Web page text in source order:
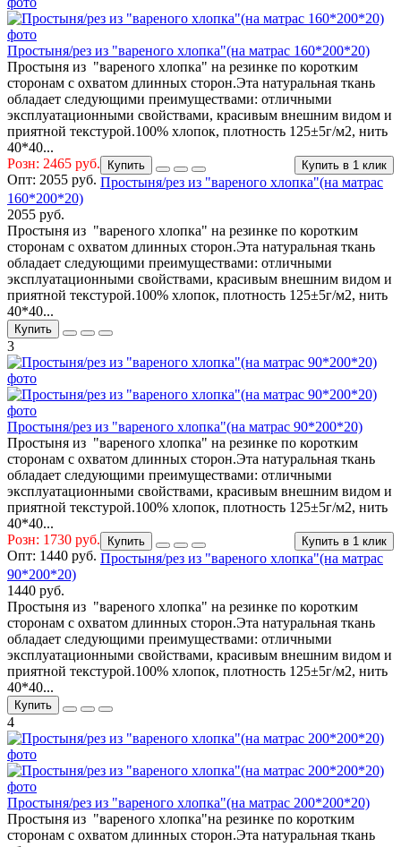
Простыня/рез из "вареного хлопка"(на матрас 160*200*20)
Простыня из "вареного хлопка" на резинке по коротким
сторонам с охватом длинных сторон.Эта натуральная ткань
обладает следующими преимуществами: отличными
эксплуатационными свойствами, красивым внешним видом и
приятной текстурой.100% хлопок, плотность 125±5г/м2, нить
40*40...
Розн: 2465 руб.
Опт: 2055 руб.
Купить в 1 клик
Купить
Простыня/рез из "вареного хлопка"(на матрас
160*200*20)
2055 руб.
Простыня из "вареного хлопка" на резинке по коротким
сторонам с охватом длинных сторон.Эта натуральная ткань
обладает следующими преимуществами: отличными
эксплуатационными свойствами, красивым внешним видом и
приятной текстурой.100% хлопок, плотность 125±5г/м2, нить
40*40...
Купить
3
Простыня/рез из "вареного хлопка"(на матрас 90*200*20)
Простыня из "вареного хлопка" на резинке по коротким
сторонам с охватом длинных сторон.Эта натуральная ткань
обладает следующими преимуществами: отличными
эксплуатационными свойствами, красивым внешним видом и
приятной текстурой.100% хлопок, плотность 125±5г/м2, нить
40*40...
Розн: 1730 руб.
Опт: 1440 руб.
Купить в 1 клик
Купить
Простыня/рез из "вареного хлопка"(на матрас
90*200*20)
1440 руб.
Простыня из "вареного хлопка" на резинке по коротким
сторонам с охватом длинных сторон.Эта натуральная ткань
обладает следующими преимуществами: отличными
эксплуатационными свойствами, красивым внешним видом и
приятной текстурой.100% хлопок, плотность 125±5г/м2, нить
40*40...
Купить
4
Простыня/рез из "вареного хлопка"(на матрас 200*200*20)
Простыня из "вареного хлопка"на резинке по коротким
сторонам с охватом длинных сторон.Эта натуральная ткань